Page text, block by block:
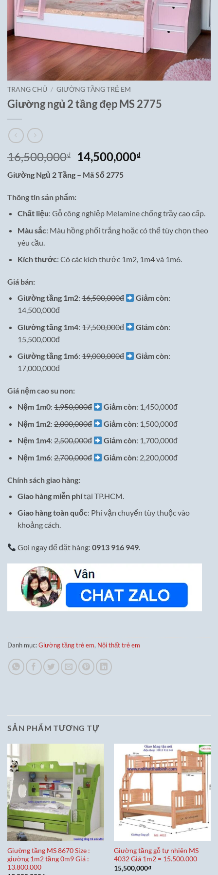
TRANG CHỦ / GIƯỜNG TẦNG TRẺ EM
Giường ngủ 2 tầng đẹp MS 2775
16,500,000₫
Giá
gốc
là:
14,500,000₫Giá
Giường Ngủ 2 Tầng – Mã Số 2775
Thông tin sản phẩm:
Chất liệu: Gỗ công nghiệp Melamine chống trầy cao cấp.
Màu sắc: Màu hồng phối trắng hoặc có thể tùy chọn theo
yêu cầu.
Kích thước: Có các kích thước 1m2, 1m4 và 1m6.
Giá bán:
Giường tầng 1m2:16,500,000đ Giảm còn:
14,500,000đ
Giường tầng 1m4:17,500,000đ Giảm còn:
15,500,000đ
Giường tầng 1m6:19,000,000đ Giảm còn:
17,000,000đ
Giá nệm cao su non:
Nệm 1m0:1,950,000đ Giảm còn: 1,450,000đ
Nệm 1m2:2,000,000đ Giảm còn: 1,500,000đ
Nệm 1m4:2,500,000đ Giảm còn: 1,700,000đ
Nệm 1m6:2,700,000đ Giảm còn: 2,200,000đ
Chính sách giao hàng:
Giao hàng miễn phítại TP.HCM.
Giao hàng toàn quốc: Phí vận chuyển tùy thuộc vào
khoảng cách.
Gọi ngay để đặt hàng:0913 916 949.
Danh mục:Giường tầng trẻ em, Nội thất trẻ em
SẢN PHẨM TƯƠNG TỰ
Giường tầng MS 8670 Size :
giường 1m2 tầng 0m9 Giá :
13.800.000
Giường tầng gỗ tự nhiên MS
4032 Giá 1m2 = 15.500.000
15,500,000₫